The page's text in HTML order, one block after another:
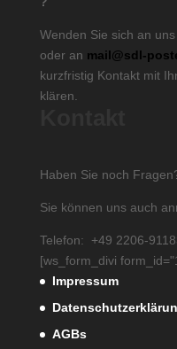
Wenden Sie sich an
oder an mail@sdl-
kurzfristig Kontakt mit
klären.
Haben Sie noch
Sie können uns auch
Telefon: +49 2206-
[ws_form_divi
Impressum
AGBs